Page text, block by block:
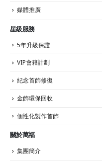
媒體推廣
星級服務
5年升級保證
VIP會籍計劃
紀念首飾修復
金飾環保回收
個性化製作首飾
關於萬福
集團簡介